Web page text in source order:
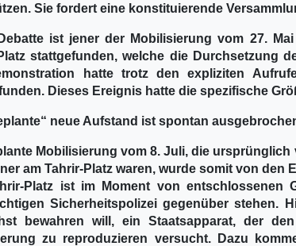
Sie fordert eine konstituierende
ist jener der Mobilisierung vom 27.
stattgefunden, welche die Durchsetzung
hatte trotz den expliziten
Dieses Ereignis hatte die spezifische
neue Aufstand ist spontan
Mobilisierung vom 8. Juli, die
am Tahrir-Platz waren, wurde somit von den
Platz ist im Moment von entschlossenen
Sicherheitspolizei gegenüber stehen.
bewahren will, ein Staatsapparat, der
zu reproduzieren versucht. Dazu